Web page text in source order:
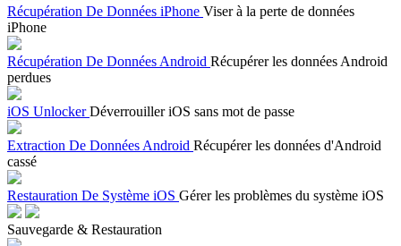
Récupération De Données iPhone Viser à la perte de données
iPhone
Récupération De Données Android Récupérer les données Android
perdues
iOS Unlocker Déverrouiller iOS sans mot de passe
Extraction De Données Android Récupérer les données d'Android
cassé
Restauration De Système iOS Gérer les problèmes du système iOS
Sauvegarde & Restauration